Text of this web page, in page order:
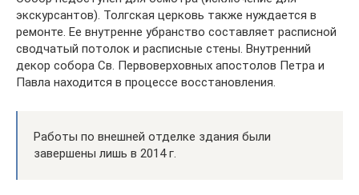
экскурсантов). Толгская церковь также нуждается в
ремонте. Ее внутренне убранство составляет расписной
сводчатый потолок и расписные стены. Внутренний
декор собора Св. Первоверховных апостолов Петра и
Павла находится в процессе восстановления.
Работы по внешней отделке здания были
завершены лишь в 2014 г.